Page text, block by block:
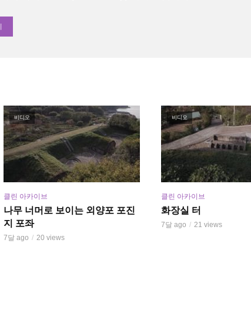
비디오
클린 아카이브
나무 너머로 보이는 외양포 포진
지 포좌
7달 ago 20 views
비디오
클린 아카이브
화장실 터
7달 ago 21 views